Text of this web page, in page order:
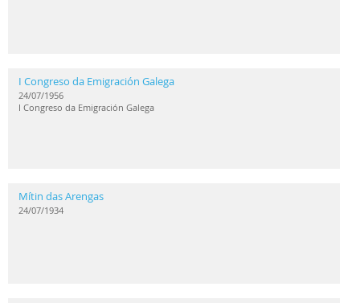
I Congreso da Emigración Galega
24/07/1956
I Congreso da Emigración Galega
Mítin das Arengas
24/07/1934